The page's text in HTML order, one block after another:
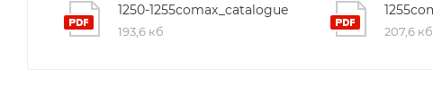
1250-1255comax_catalogue
193,6 кб 207,6 кб